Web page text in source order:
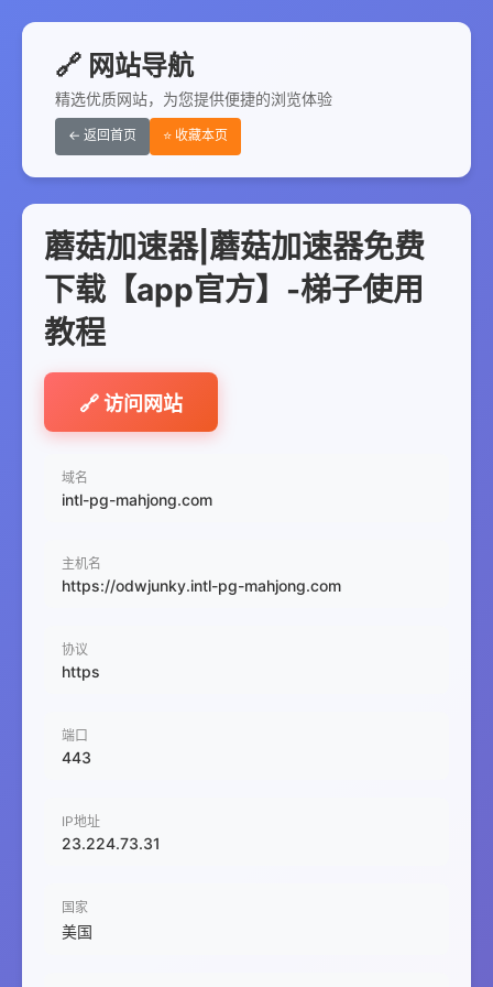
🔗 网站导航
精选优质网站，为您提供便捷的浏览体验
← 返回首页 ⭐ 收藏本页
蘑菇加速器|蘑菇加速器免费
下载【app官方】-梯子使用
教程
🔗 访问网站
域名
intl-pg-mahjong.com
主机名
https://odwjunky.intl-pg-mahjong.com
协议
https
端口
443
IP地址
23.224.73.31
国家
美国